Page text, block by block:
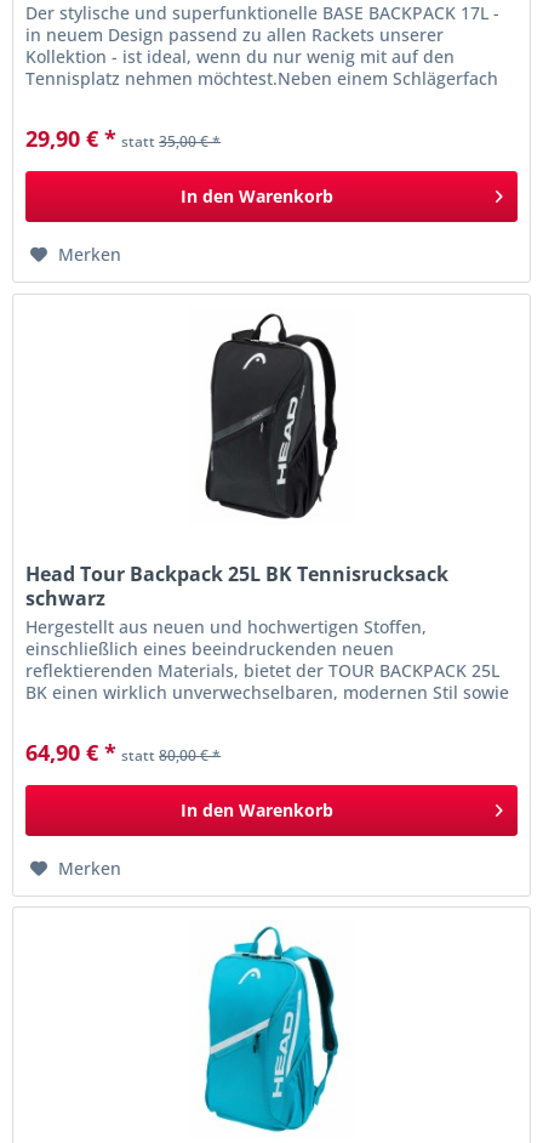
Der stylische und superfunktionelle BASE BACKPACK 17L -
in neuem Design passend zu allen Rackets unserer
Kollektion - ist ideal, wenn du nur wenig mit auf den
Tennisplatz nehmen möchtest.Neben einem Schlägerfach
29,90 € * statt35,00 € *
In den Warenkorb
Merken
Head Tour Backpack 25L BK Tennisrucksack
schwarz
Hergestellt aus neuen und hochwertigen Stoffen,
einschließlich eines beeindruckenden neuen
reflektierenden Materials, bietet der TOUR BACKPACK 25L
BK einen wirklich unverwechselbaren, modernen Stil sowie
64,90 € * statt80,00 € *
In den Warenkorb
Merken